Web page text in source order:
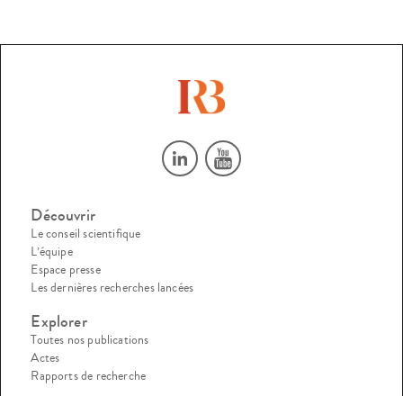
Découvrir
Le conseil scientifique
L’équipe
Espace presse
Les dernières recherches lancées
Explorer
Toutes nos publications
Actes
Rapports de recherche